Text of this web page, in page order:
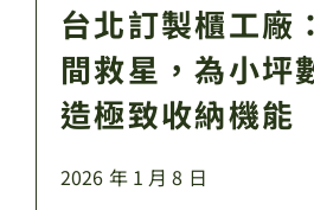
台北訂製櫃工廠
間救星，為小坪
造極致收納機能
2026 年 1 月 8 日